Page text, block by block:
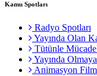
Kamu Spotları
Radyo Spotları
Yayında Olan
Tütünle
Yayında
Animasyon